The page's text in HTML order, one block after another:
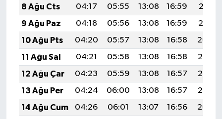
8 Ağu Cts
04:17 05:55 13:08 16:59
20:12
9 Ağu Paz
04:18 05:56 13:08 16:59
20:10
10 Ağu Pts
04:20 05:57 13:08 16:58
20:09
11 Ağu Sal
04:21 05:58 13:08 16:58
20:08
12 Ağu Çar
04:23 05:59 13:08 16:57
20:07
13 Ağu Per
04:24 06:00 13:08 16:57
20:05
14 Ağu Cum
04:26 06:01 13:07 16:56
20:04